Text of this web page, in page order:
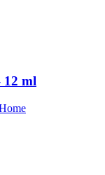
12 ml